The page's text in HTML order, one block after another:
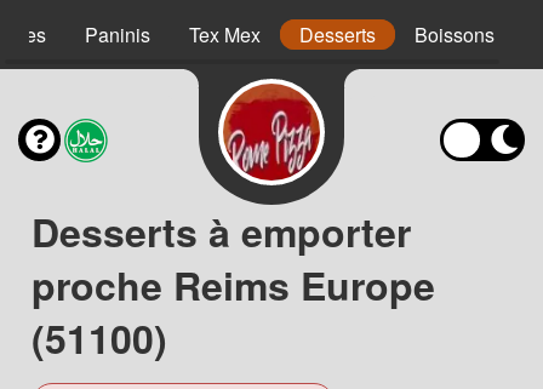
Paninis Tex Mex Desserts Boissons
Desserts à emporter
proche Reims Europe
(51100)